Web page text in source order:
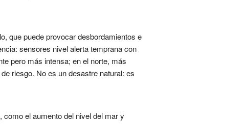
que puede provocar desbordamientos e
sensores nivel alerta temprana con
pero más intensa; en el norte, más
riesgo. No es un desastre natural: es
el aumento del nivel del mar y